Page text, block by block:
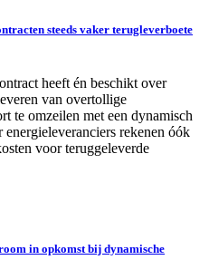
steeds vaker terugleverboete
heeft én beschikt over
van overtollige
te omzeilen met een dynamisch
energieleveranciers rekenen óók
voor teruggeleverde
in opkomst bij dynamische